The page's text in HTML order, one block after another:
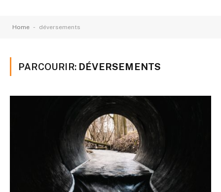
Home - déversements
PARCOURIR: DÉVERSEMENTS